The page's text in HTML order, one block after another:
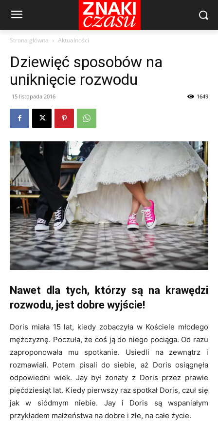
Strona główna Aktualności
Dziewięć sposobów na
uniknięcie rozwodu
15 listopada 2016 1649
Nawet dla tych, którzy są na krawędzi
rozwodu, jest dobre wyjście!
Doris miała 15 lat, kiedy zobaczyła w Kościele młodego
mężczyznę. Poczuła, że coś ją do niego pociąga. Od razu
zaproponowała mu spotkanie. Usiedli na zewnątrz i
rozmawiali. Potem pisali do siebie, aż Doris osiągnęła
odpowiedni wiek. Jay był żonaty z Doris przez prawie
pięćdziesiąt lat. Kiedy pierwszy raz spotkał Doris, czuł się
jak w siódmym niebie. Jay i Doris są wspaniałym
przykładem małżeństwa na dobre i złe, na całe życie.